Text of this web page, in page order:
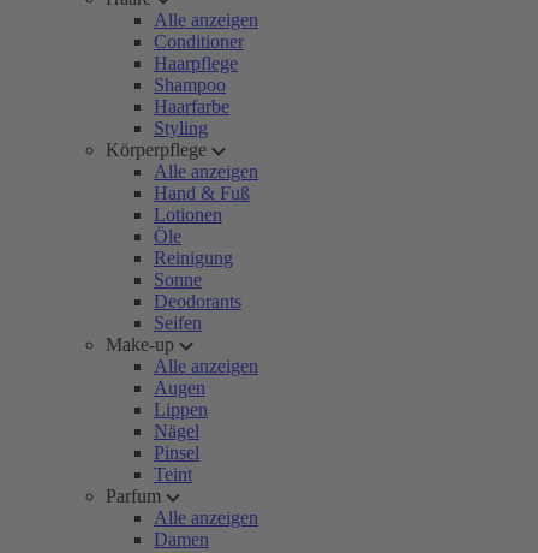
Alle anzeigen
Conditioner
Haarpflege
Shampoo
Haarfarbe
Styling
Körperpflege
Alle anzeigen
Hand & Fuß
Lotionen
Öle
Reinigung
Sonne
Deodorants
Seifen
Make-up
Alle anzeigen
Augen
Lippen
Nägel
Pinsel
Teint
Parfum
Alle anzeigen
Damen